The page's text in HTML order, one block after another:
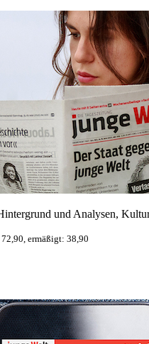
und Analysen,
ermäßigt: 38,90